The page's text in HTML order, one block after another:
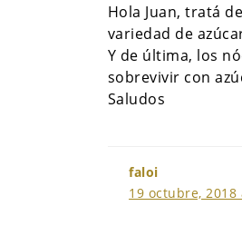
Hola Juan, tratá
variedad de
Y de última, los
sobrevivir con
Saludos
faloi
19 octubre, 2018